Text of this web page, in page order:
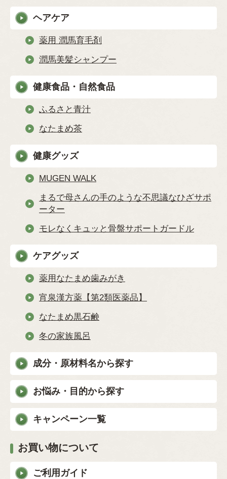
ヘアケア
薬用 潤馬育毛剤
潤馬美髪シャンプー
健康食品・自然食品
ふるさと青汁
なたまめ茶
健康グッズ
MUGEN WALK
まるで母さんの手のような不思議なひざサポ
ーター
モレなくキュッと骨盤サポートガードル
ケアグッズ
薬用なたまめ歯みがき
宵泉漢方薬【第2類医薬品】
なたまめ黒石鹸
冬の家族風呂
成分・原材料名から探す
お悩み・目的から探す
キャンペーン一覧
お買い物について
ご利用ガイド